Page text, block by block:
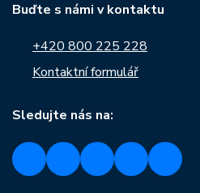
Buďte s námi v kontaktu
+420 800 225 228
Kontaktní formulář
Sledujte nás na: